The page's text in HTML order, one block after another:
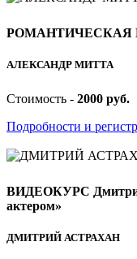
РОМАНТИЧЕСКАЯ
АЛЕКСАНДР МИТТА
Стоимость - 2000 руб.
Подробности и
ВИДЕОКУРС Дмитрий
актером»
ДМИТРИЙ АСТРАХАН